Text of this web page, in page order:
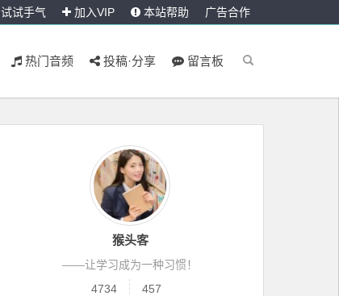
试试手气 加入VIP 本站帮助 广告合作
热门音频 投稿·分享 留言板
猴头客
——让学习成为一种习惯！
4734
457